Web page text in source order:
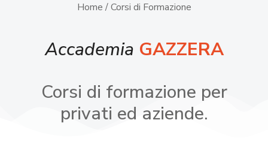
Home / Corsi di Formazione
Accademia GAZZERA
Corsi di formazione per
privati ed aziende.